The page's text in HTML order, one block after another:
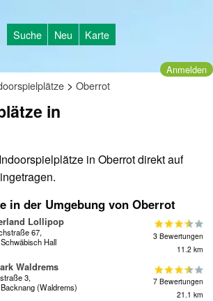
Suche Neu Karte
Anmelden
> Oberrot
in
in Oberrot direkt auf
in der Umgebung von Oberrot
Lollipop
67,
Hall
3 Bewertungen
11.2 km
Waldrems
3,
(Waldrems)
7 Bewertungen
21.1 km